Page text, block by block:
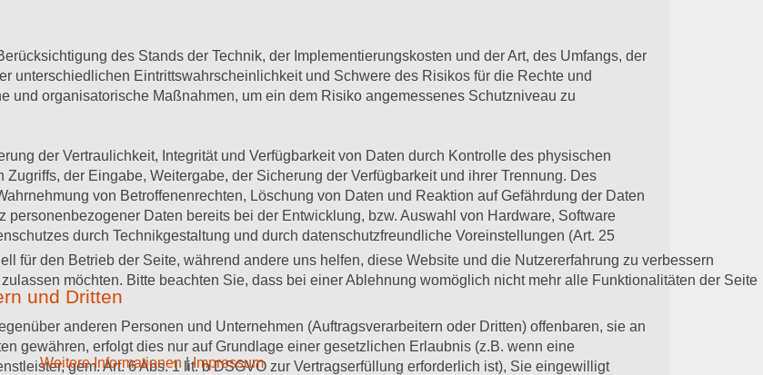
des Stands der Technik, der Implementierungskosten und der Art, des Umfangs, der
unterschiedlichen Eintrittswahrscheinlichkeit und Schwere des Risikos für die Rechte und
und organisatorische Maßnahmen, um ein dem Risiko angemessenes Schutzniveau zu
der Vertraulichkeit, Integrität und Verfügbarkeit von Daten durch Kontrolle des physischen
der Eingabe, Weitergabe, der Sicherung der Verfügbarkeit und ihrer Trennung. Des
von Betroffenenrechten, Löschung von Daten und Reaktion auf Gefährdung der Daten
Daten bereits bei der Entwicklung, bzw. Auswahl von Hardware, Software
durch Technikgestaltung und durch datenschutzfreundliche Voreinstellungen (Art. 25
und Dritten
anderen Personen und Unternehmen (Auftragsverarbeitern oder Dritten) offenbaren, sie an
gewähren, erfolgt dies nur auf Grundlage einer gesetzlichen Erlaubnis (z.B. wenn eine
gem. Art. 6 Abs. 1 lit. b DSGVO zur Vertragserfüllung erforderlich ist), Sie eingewilligt
für den Betrieb der Seite, während andere uns helfen, diese Website und die Nutzererfahrung zu verbessern
möchten. Bitte beachten Sie, dass bei einer Ablehnung womöglich nicht mehr alle Funktionalitäten der Seite
Weitere Informationen |Impressum